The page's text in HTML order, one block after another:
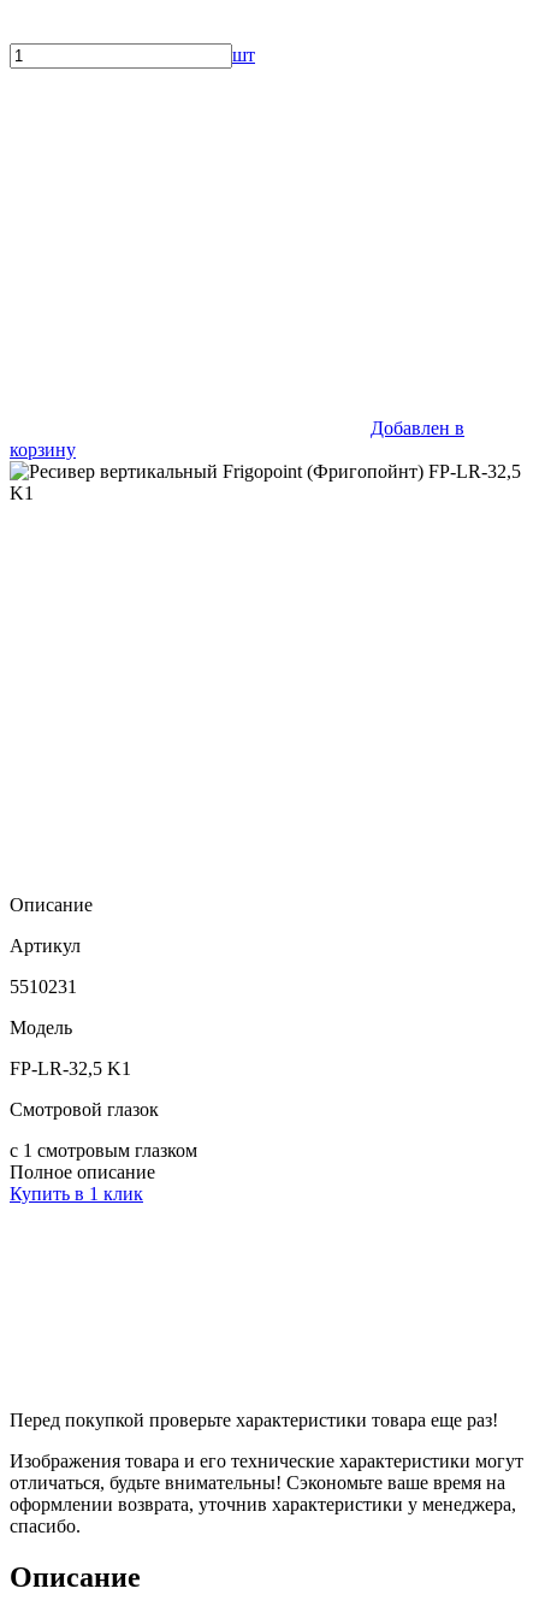
шт
Добавлен в
корзину
Описание
Артикул
5510231
Модель
FP-LR-32,5 K1
Смотровой глазок
с 1 смотровым глазком
Полное описание
Купить в 1 клик
Перед покупкой проверьте характеристики товара еще раз!
Изображения товара и его технические характеристики могут
отличаться, будьте внимательны! Сэкономьте ваше время на
оформлении возврата, уточнив характеристики у менеджера,
спасибо.
Описание